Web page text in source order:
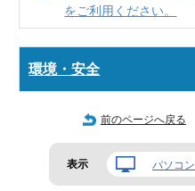
をご利用ください。
環境・安全
前のページへ戻る
表示 パソコン